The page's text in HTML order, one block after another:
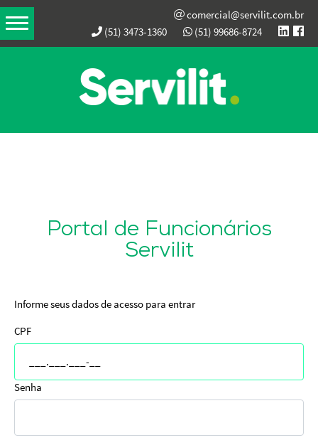
comercial@servilit.com.br
(51) 3473-1360
(51) 99686-8724
Portal de Funcionários
Servilit
Informe seus dados de acesso para entrar
CPF
Senha